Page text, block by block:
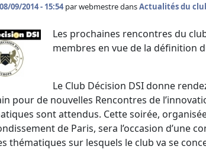
08/09/2014 - 15:54 parwebmestre dansActualités du
Les prochaines rencontres du
membres en vue de la définition
Le Club Décision DSI donne
pour de nouvelles Rencontres de
sont attendus. Cette soirée,
de Paris, sera l’occasion d’une
thématiques sur lesquels le club va se